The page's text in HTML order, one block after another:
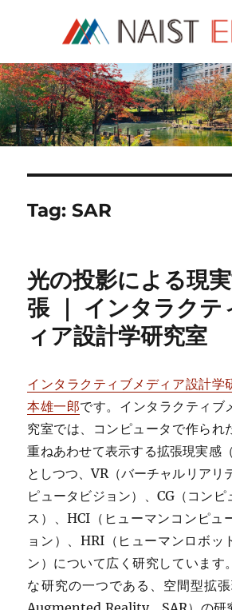
NAIST Edge
Tag:SAR
光の投影による現
張 ｜ インタラクテ
ィア設計学研究室
インタラクティブメディア設計学
本雄一郎です。インタラクティブ
究室では、コンピュータで作られ
重ねあわせて表示する拡張現実感
としつつ、VR（バーチャルリアリ
ピュータビジョン）、CG（コンピ
ス）、HCI（ヒューマンコンピュ
ョン）、HRI（ヒューマンロボッ
ン）について広く研究しています
な研究の一つである、空間型拡